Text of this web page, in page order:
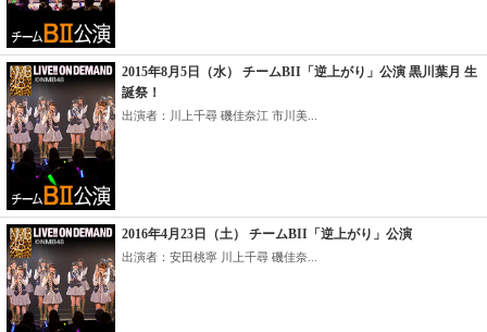
2015年8月5日（水） チームBII「逆上がり」公演 黒川葉月 生
誕祭！
出演者：川上千尋 磯佳奈江 市川美...
2016年4月23日（土） チームBII「逆上がり」公演
出演者：安田桃寧 川上千尋 磯佳奈...